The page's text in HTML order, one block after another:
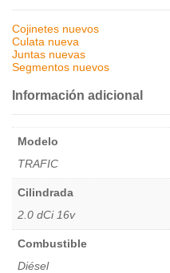
Cojinetes nuevos
Culata nueva
Juntas nuevas
Segmentos nuevos
Información adicional
Modelo
TRAFIC
Cilindrada
2.0 dCi 16v
Combustible
Diésel